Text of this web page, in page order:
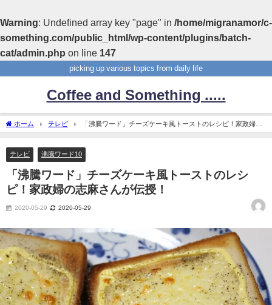
Warning: Undefined array key "page" in /home/migranamor/c-
something.com/public_html/wp-content/plugins/batch-
cat/admin.php on line 147
picking up various topics from daily life
Coffee and Something .....
ホーム テレビ
「沸騰ワード」チーズケーキ風トーストのレシピ！家政婦の
志麻さんが伝授！
テレビ 沸騰ワード10
「沸騰ワード」チーズケーキ風トーストのレシ
ピ！家政婦の志麻さんが伝授！
2020-05-29 2020-05-29